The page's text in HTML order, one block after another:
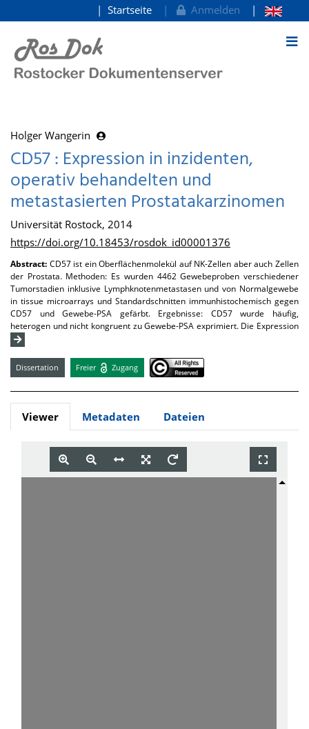
zum Inhalt
Startseite Anmelden
Holger Wangerin
CD57 : Expression in inzidenten,
operativ behandelten und
metastasierten Prostatakarzinomen
Universität Rostock, 2014
https://doi.org/10.18453/rosdok_id00001376
Abstract: CD57 ist ein Oberflächenmolekül auf NK-Zellen aber auch Zellen
der Prostata. Methoden: Es wurden 4462 Gewebeproben verschiedener
Tumorstadien inklusive Lymphknotenmetastasen und von Normalgewebe
in tissue microarrays und Standardschnitten immunhistochemisch gegen
CD57 und Gewebe-PSA gefärbt. Ergebnisse: CD57 wurde häufig,
heterogen und nicht kongruent zu Gewebe-PSA exprimiert. Die Expression
Dissertation Freier Zugang
Viewer Metadaten Dateien